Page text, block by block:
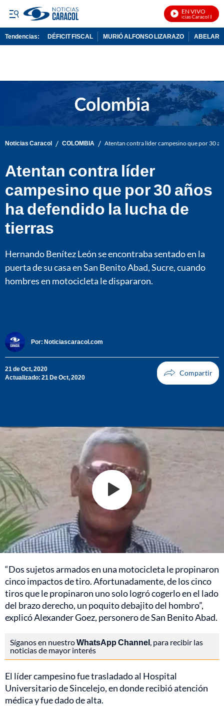
EN VIVO
Noticias Caracol En Vivo
Tendencias: DÉFICIT FISCAL MURIÓ ALFONSO LIZARAZO
Noticias Caracol / COLOMBIA / Atentan contra líder campesino que por 30
Atentan contra líder
campesino que por 30 años
ha defendido la lucha de
tierras
Hernando Benítez León se encontraba sentado en la
puerta de su casa en San Benito Abad, Sucre, cuando
hombres en motocicleta le dispararon.
Por: Noticiascaracol.com
21 de Oct, 2020
Actualizado: 21 De Oct, 2020
“Dos sujetos armados en una motocicleta le propinaron
cinco impactos de tiro. Afortunadamente, de los cinco
tiros que le propinaron uno solo logró cogerlo en el lado
del brazo derecho, un poquito debajito del hombro”,
explicó Alexander Goez, personero de San Benito Abad.
Síganos en nuestroWhatsApp Channel , para recibir las
noticias de mayor interés
El líder campesino fue trasladado al Hospital
Universitario de Sincelejo, en donde recibió atención
médica y fue dado de alta.